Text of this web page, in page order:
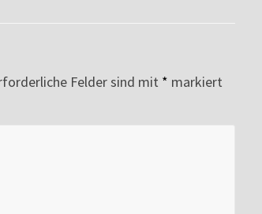
Felder sind mit * markiert